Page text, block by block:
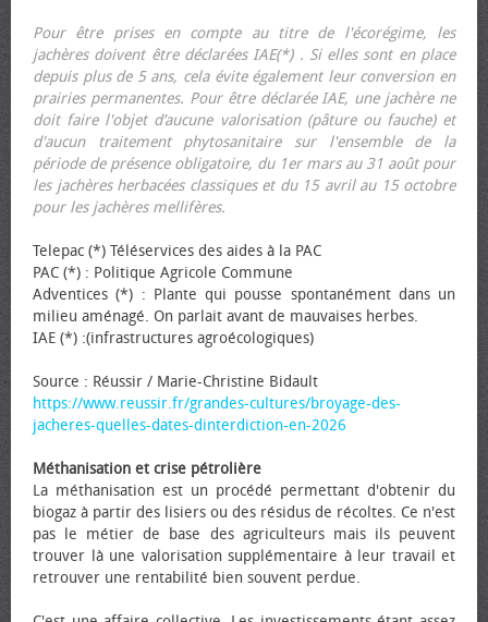
Pour être prises en compte au titre de l'écorégime, les
jachères doivent être déclarées IAE(*) . Si elles sont en place
depuis plus de 5 ans, cela évite également leur conversion en
prairies permanentes. Pour être déclarée IAE, une jachère ne
doit faire l'objet d’aucune valorisation (pâture ou fauche) et
d'aucun traitement phytosanitaire sur l'ensemble de la
période de présence obligatoire, du 1er mars au 31 août pour
les jachères herbacées classiques et du 15 avril au 15 octobre
pour les jachères mellifères.
Telepac (*) Téléservices des aides à la PAC
PAC (*) : Politique Agricole Commune
Adventices (*) : Plante qui pousse spontanément dans un
milieu aménagé. On parlait avant de mauvaises herbes.
IAE (*) :(infrastructures agroécologiques)
Source : Réussir / Marie-Christine Bidault
https://www.reussir.fr/grandes-cultures/broyage-des-
jacheres-quelles-dates-dinterdiction-en-2026
Méthanisation et crise pétrolière
La méthanisation est un procédé permettant d'obtenir du
biogaz à partir des lisiers ou des résidus de récoltes. Ce n'est
pas le métier de base des agriculteurs mais ils peuvent
trouver là une valorisation supplémentaire à leur travail et
retrouver une rentabilité bien souvent perdue.